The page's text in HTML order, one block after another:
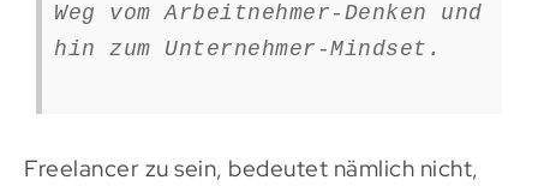
Weg vom Arbeitnehmer-Denken und
hin zum Unternehmer-Mindset.
Freelancer zu sein, bedeutet nämlich nicht,